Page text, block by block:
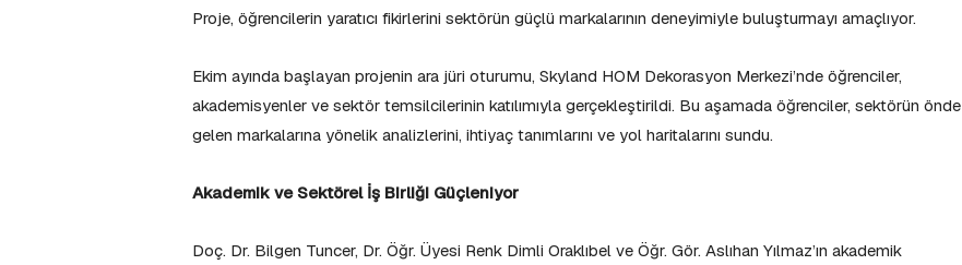
Proje, öğrencilerin yaratıcı fikirlerini sektörün güçlü markalarının deneyimiyle buluşturmayı amaçlıyor.
Ekim ayında başlayan projenin ara jüri oturumu, Skyland HOM Dekorasyon Merkezi’nde öğrenciler,
akademisyenler ve sektör temsilcilerinin katılımıyla gerçekleştirildi. Bu aşamada öğrenciler, sektörün önde
gelen markalarına yönelik analizlerini, ihtiyaç tanımlarını ve yol haritalarını sundu.
Akademik ve Sektörel İş Birliği Güçleniyor
Doç. Dr. Bilgen Tuncer, Dr. Öğr. Üyesi Renk Dimli Oraklıbel ve Öğr. Gör. Aslıhan Yılmaz’ın akademik